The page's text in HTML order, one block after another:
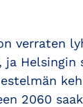
verraten
Helsingin
2060